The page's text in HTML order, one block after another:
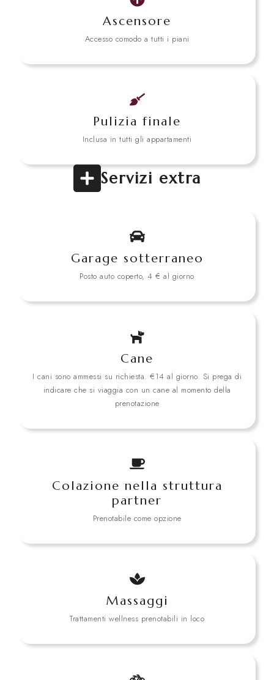
Ascensore
Accesso comodo a tutti i piani
Pulizia finale
Inclusa in tutti gli appartamenti
Servizi extra
Garage sotterraneo
Posto auto coperto, 4 € al giorno
Cane
I cani sono ammessi su richiesta. €14 al giorno. Si prega di
indicare che si viaggia con un cane al momento della
prenotazione
Colazione nella struttura
partner
Prenotabile come opzione
Massaggi
Trattamenti wellness prenotabili in loco